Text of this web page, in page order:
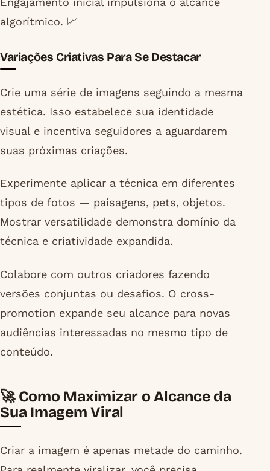
algorítmico. 📈
Variações Criativas Para Se Destacar
Crie uma série de imagens seguindo a mesma
estética. Isso estabelece sua identidade
visual e incentiva seguidores a aguardarem
suas próximas criações.
Experimente aplicar a técnica em diferentes
tipos de fotos — paisagens, pets, objetos.
Mostrar versatilidade demonstra domínio da
técnica e criatividade expandida.
Colabore com outros criadores fazendo
versões conjuntas ou desafios. O cross-
promotion expande seu alcance para novas
audiências interessadas no mesmo tipo de
conteúdo.
🚀 Como Maximizar o Alcance da
Sua Imagem Viral
Criar a imagem é apenas metade do caminho.